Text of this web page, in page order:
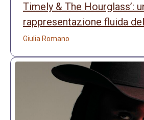
Timely & The Hourglass’:
rappresentazione fluida
Giulia Romano